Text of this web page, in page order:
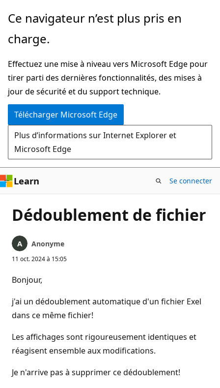
Passer
directement
au
principal
Ce navigateur n’est plus pris en
charge.
Effectuez une mise à niveau vers Microsoft Edge pour
tirer parti des dernières fonctionnalités, des mises à
jour de sécurité et du support technique.
Télécharger Microsoft Edge
Plus d’informations sur Internet Explorer et
Microsoft Edge
Learn Se connecter
Dédoublement de fichier
Anonyme
11 oct. 2024 à 15:05
Bonjour,
j'ai un dédoublement automatique d'un fichier Exel
dans ce même fichier!
Les affichages sont rigoureusement identiques et
réagisent ensemble aux modifications.
Je n'arrive pas à supprimer ce dédoublement!